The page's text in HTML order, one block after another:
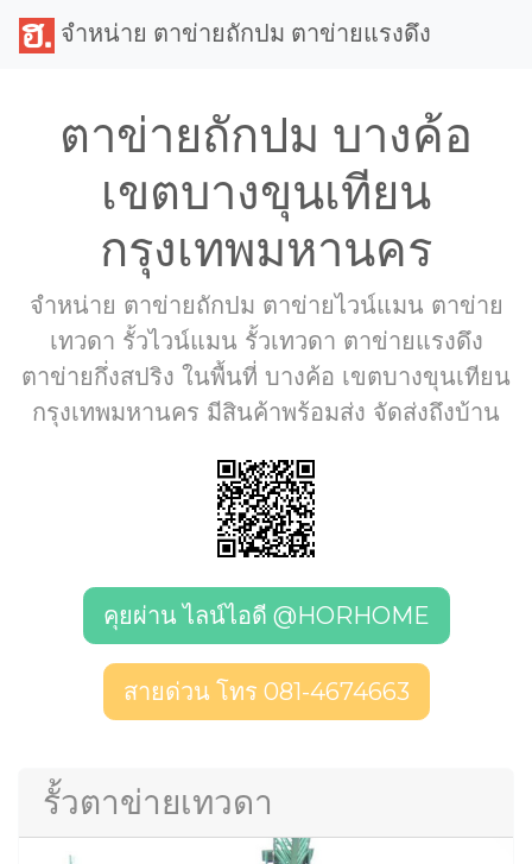
จำหน่าย ตาข่ายถักปม ตาข่ายแรงดึง
ตาข่ายถักปม บางค้อ
เขตบางขุนเทียน
กรุงเทพมหานคร
จำหน่าย ตาข่ายถักปม ตาข่ายไวน์แมน ตาข่าย
เทวดา รั้วไวน์แมน รั้วเทวดา ตาข่ายแรงดึง
ตาข่ายกึ่งสปริง ในพื้นที่ บางค้อ เขตบางขุนเทียน
กรุงเทพมหานคร มีสินค้าพร้อมส่ง จัดส่งถึงบ้าน
คุยผ่าน ไลน์ไอดี @HORHOME
สายด่วน โทร 081-4674663
รั้วตาข่ายเทวดา